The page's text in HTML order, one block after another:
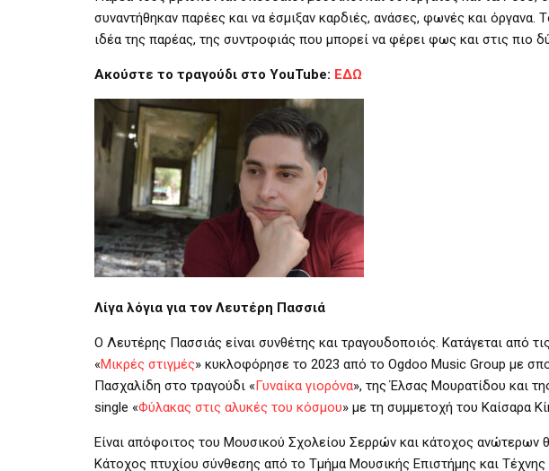
συναντήθηκαν παρέες και να έσμιξαν καρδιές, ανάσες, φωνές και
ιδέα της παρέας, της συντροφιάς που μπορεί να φέρει φως και στις πιο
Ακούστε το τραγούδι στο YouTube: ΕΔΩ
Λίγα λόγια για τον Λευτέρη Πασσιά
Ο Λευτέρης Πασσιάς είναι συνθέτης και τραγουδοποιός. Κατάγεται από
«Μικρές στιγμές» κυκλοφόρησε το 2023 από το Ogdoo Music Group με
Πασχαλίδη στο τραγούδι «Γυναίκα γιορόνα», της Έλσας Μουρατίδου και
single «Φύλακας στις αλυκές του κόσμου» με τη συμμετοχή του Καίσαρα
Είναι απόφοιτος του Μουσικού Σχολείου Σερρών και κάτοχος
Κάτοχος πτυχίου σύνθεσης από το Τμήμα Μουσικής Επιστήμης και